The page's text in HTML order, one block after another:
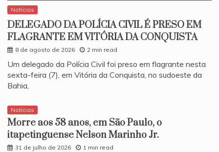
Notícias
DELEGADO DA POLÍCIA CIVIL É PRESO EM
FLAGRANTE EM VITÓRIA DA CONQUISTA
8 de agosto de 2026 2 min read
​Um delegado da Polícia Civil foi preso em flagrante nesta
sexta-feira (7), em Vitória da Conquista, no sudoeste da
Bahia,
Notícias
Morre aos 58 anos, em São Paulo, o
itapetinguense Nelson Marinho Jr.
31 de julho de 2026 1 min read